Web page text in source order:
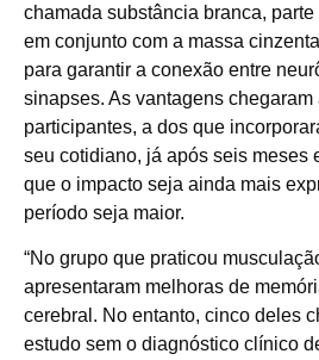
chamada substância branca,
em conjunto com a massa
para garantir a conexão entre
sinapses. As vantagens chegaram
participantes, a dos que
seu cotidiano, já após seis meses
que o impacto seja ainda mais
período seja maior.
“No grupo que praticou
apresentaram melhoras de
cerebral. No entanto, cinco deles
estudo sem o diagnóstico clínico